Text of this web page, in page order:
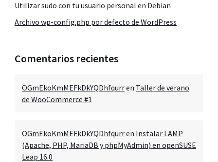
Utilizar sudo con tu usuario personal en Debian
Archivo wp-config.php por defecto de WordPress
Comentarios recientes
OGmEkoKmMEFkDkYQDhfqurren Taller de verano
de WooCommerce #1
OGmEkoKmMEFkDkYQDhfqurren Instalar LAMP
(Apache, PHP, MariaDB y phpMyAdmin) en openSUSE
Leap 16.0